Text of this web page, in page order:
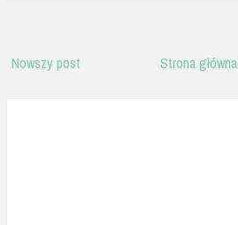
Nowszy post Strona główna